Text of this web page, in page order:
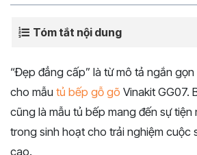
Tóm tắt nội dung
“Đẹp đẳng cấp” là từ mô tả ngắn
cho mẫu tủ bếp gỗ gõ Vinakit GG07.
cũng là mẫu tủ bếp mang đến sự tiện
trong sinh hoạt cho trải nghiệm cuộc
cao.